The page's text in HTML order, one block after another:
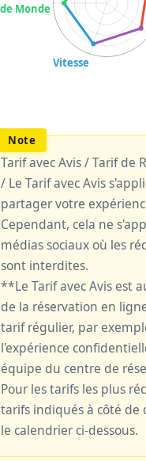
Tarif avec Avis / Tarif de
/ Le Tarif avec Avis
partager votre
Cependant, cela ne
médias sociaux où les
sont interdites.
**Le Tarif avec Avis est
de la réservation en
tarif régulier, par
l'expérience
équipe du centre de
Pour les tarifs les plus
tarifs indiqués à côté de
le calendrier ci-dessous.